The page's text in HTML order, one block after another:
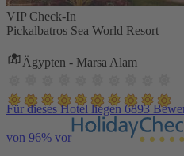
VIP Check-In
Pickalbatros Sea World Resort
Ägypten - Marsa Alam
Für dieses Hotel liegen 6893
von 96% vor